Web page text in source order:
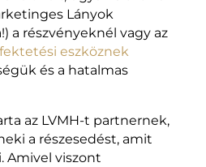
Lányok
a részvényeknél vagy az
eszköznek
és a hatalmas
az LVMH-t partnernek,
a részesedést, amit
Amivel viszont